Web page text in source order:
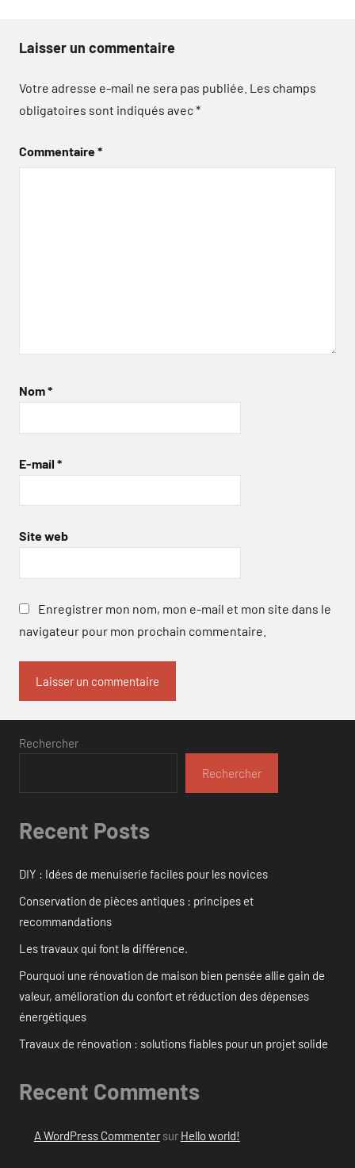
Laisser un commentaire
Votre adresse e-mail ne sera pas publiée. Les champs
obligatoires sont indiqués avec*
Commentaire*
Nom*
E-mail *
Site web
Enregistrer mon nom, mon e-mail et mon site dans le
navigateur pour mon prochain commentaire.
Rechercher
Rechercher
Recent Posts
DIY : Idées de menuiserie faciles pour les novices
Conservation de pièces antiques : principes et
recommandations
Les travaux qui font la différence.
Pourquoi une rénovation de maison bien pensée allie gain de
valeur, amélioration du confort et réduction des dépenses
énergétiques
Travaux de rénovation : solutions fiables pour un projet solide
Recent Comments
A WordPress Commentersur Hello world!